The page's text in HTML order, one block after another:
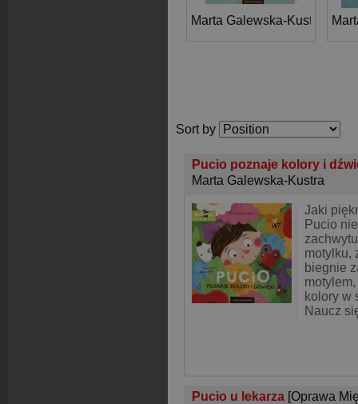
Marta Galewska-Kustra
Sort by
Pucio poznaje kolory i
Marta Galewska-Kustra
Jaki
Pucio
motylku,
biegnie
kolory w
Naucz
Pucio u lekarza [Oprawa